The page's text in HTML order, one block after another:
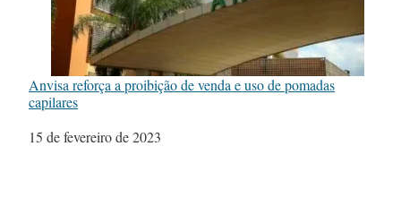
Anvisa reforça a proibição de venda e uso de pomadas
capilares
Data
15 de fevereiro de 2023